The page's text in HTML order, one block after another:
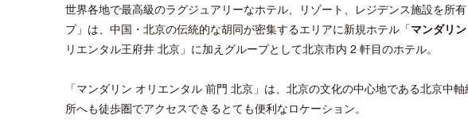
世界各地で最高級のラグジュアリーなホテル、リゾート、レジデンス施設を所
プ」は、中国・北京の伝統的な胡同が密集するエリアに新規ホテル「マンダリ
リエンタル王府井 北京」に加えグループとして北京市内 2 軒目のホテル。
「マンダリン オリエンタル 前門 北京」は、北京の文化の中心地である北京中
所へも徒歩圏でアクセスできるとても便利なロケーション。